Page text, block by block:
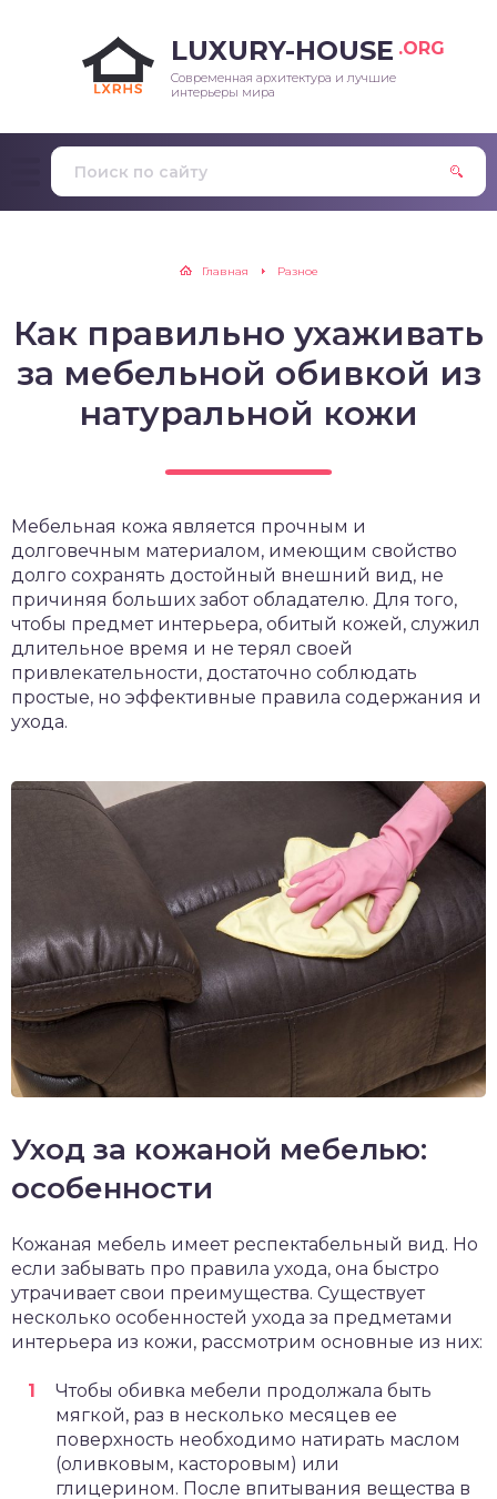
LUXURY-HOUSE .ORG
Современная архитектура и лучшие
интерьеры мира
Главная Разное
Как правильно ухаживать
за мебельной обивкой из
натуральной кожи
Мебельная кожа является прочным и
долговечным материалом, имеющим свойство
долго сохранять достойный внешний вид, не
причиняя больших забот обладателю. Для того,
чтобы предмет интерьера, обитый кожей, служил
длительное время и не терял своей
привлекательности, достаточно соблюдать
простые, но эффективные правила содержания и
ухода.
Уход за кожаной мебелью:
особенности
Кожаная мебель имеет респектабельный вид. Но
если забывать про правила ухода, она быстро
утрачивает свои преимущества. Существует
несколько особенностей ухода за предметами
интерьера из кожи, рассмотрим основные из них:
Чтобы обивка мебели продолжала быть
мягкой, раз в несколько месяцев ее
поверхность необходимо натирать маслом
(оливковым, касторовым) или
глицерином. После впитывания вещества в